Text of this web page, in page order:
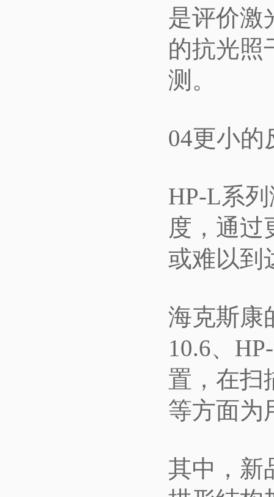
是评价激
的抗光照
测。
04更小的
HP-L系
度，通过
或难以到
海克斯康
10.6、
置，在扫
等方面为
其中，新